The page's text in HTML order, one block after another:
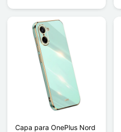
Capa para OnePlus Nord